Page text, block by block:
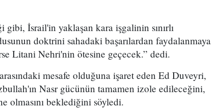
İsrail'in yaklaşan kara işgalinin sınırlı
doktrini sahadaki başarılardan faydalanmaya
Litani Nehri'nin ötesine geçecek.” dedi.
mesafe olduğuna işaret eden Ed Duveyri,
Nasr gücünün tamamen izole edileceğini,
olmasını beklediğini söyledi.